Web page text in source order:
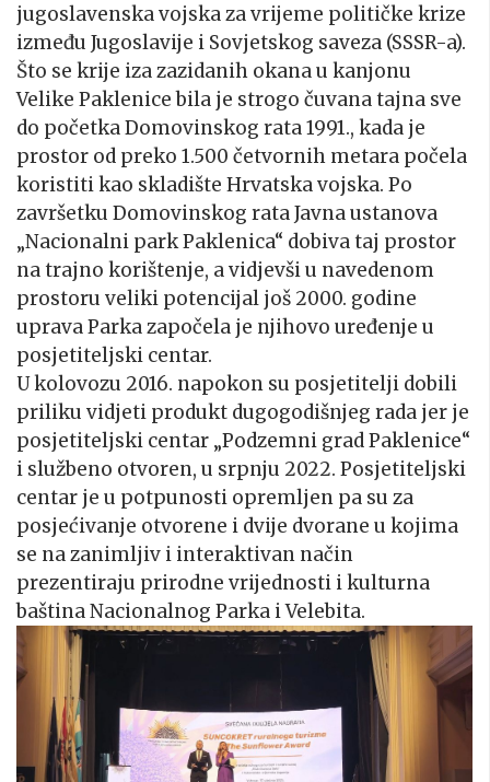
jugoslavenska vojska za vrijeme političke krize
između Jugoslavije i Sovjetskog saveza (SSSR-a).
Što se krije iza zazidanih okana u kanjonu
Velike Paklenice bila je strogo čuvana tajna sve
do početka Domovinskog rata 1991., kada je
prostor od preko 1.500 četvornih metara počela
koristiti kao skladište Hrvatska vojska. Po
završetku Domovinskog rata Javna ustanova
„Nacionalni park Paklenica“ dobiva taj prostor
na trajno korištenje, a vidjevši u navedenom
prostoru veliki potencijal još 2000. godine
uprava Parka započela je njihovo uređenje u
posjetiteljski centar.
U kolovozu 2016. napokon su posjetitelji dobili
priliku vidjeti produkt dugogodišnjeg rada jer je
posjetiteljski centar „Podzemni grad Paklenice“
i službeno otvoren, u srpnju 2022. Posjetiteljski
centar je u potpunosti opremljen pa su za
posjećivanje otvorene i dvije dvorane u kojima
se na zanimljiv i interaktivan način
prezentiraju prirodne vrijednosti i kulturna
baština Nacionalnog Parka i Velebita.